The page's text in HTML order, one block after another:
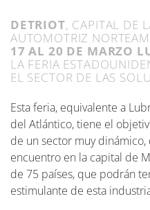
DETRIOT, CAPITAL DE
AUTOMOTRIZ
17 AL 20 DE MARZO
LA FERIA
EL SECTOR DE LAS
Esta feria, equivalente a
del Atlántico, tiene el
de un sector muy
encuentro en la capital de
de 75 países, que podrán
estimulante de esta